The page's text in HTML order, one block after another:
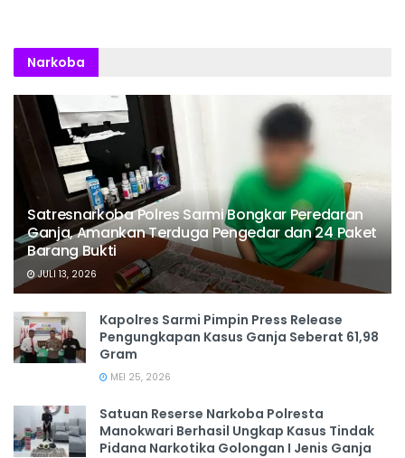
Narkoba
Satresnarkoba Polres Sarmi Bongkar Peredaran
Ganja, Amankan Terduga Pengedar dan 24 Paket
Barang Bukti
JULI 13, 2026
Kapolres Sarmi Pimpin Press Release
Pengungkapan Kasus Ganja Seberat 61,98
Gram
MEI 25, 2026
Satuan Reserse Narkoba Polresta
Manokwari Berhasil Ungkap Kasus Tindak
Pidana Narkotika Golongan I Jenis Ganja